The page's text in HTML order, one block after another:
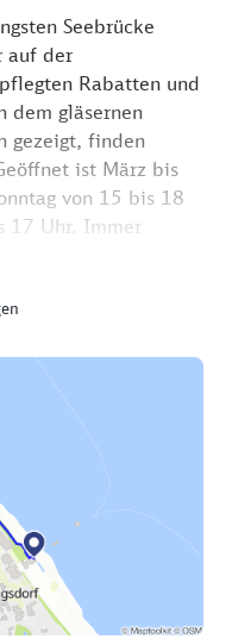
Seebrücke
auf der
Rabatten und
dem gläsernen
gezeigt, finden
ist März bis
von 15 bis 18
17 Uhr. Immer
Richtung
sich stellenweise
führt Sie ein
die Wohn- und
Maxim
hier
oberen Etage
gezeigt.